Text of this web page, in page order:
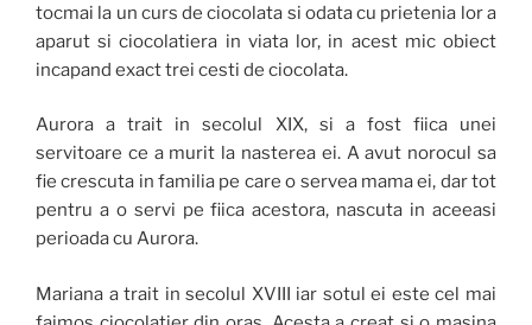
tocmai la un curs de ciocolata si odata cu prietenia lor a
aparut si ciocolatiera in viata lor, in acest mic obiect
incapand exact trei cesti de ciocolata.
Aurora a trait in secolul XIX, si a fost fiica unei
servitoare ce a murit la nasterea ei. A avut norocul sa
fie crescuta in familia pe care o servea mama ei, dar tot
pentru a o servi pe fiica acestora, nascuta in aceeasi
perioada cu Aurora.
Mariana a trait in secolul XVIII iar sotul ei este cel mai